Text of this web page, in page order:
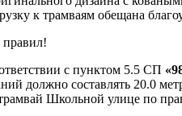
к трамваям обещана
с пунктом 5.5 СП
должно составлять 20.0
Школьной улице по